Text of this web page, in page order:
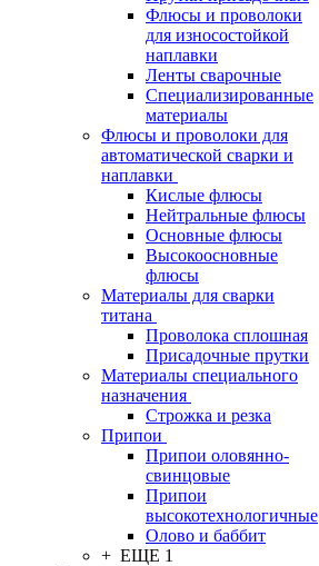
Флюсы и проволоки
для износостойкой
наплавки
Ленты сварочные
Специализированные
материалы
Флюсы и проволоки для
автоматической сварки и
наплавки
Кислые флюсы
Нейтральные флюсы
Основные флюсы
Высокоосновные
флюсы
Материалы для сварки
титана
Проволока сплошная
Присадочные прутки
Материалы специального
назначения
Строжка и резка
Припои
Припои оловянно-
свинцовые
Припои
высокотехнологичные
Олово и баббит
+ ЕЩЕ 1